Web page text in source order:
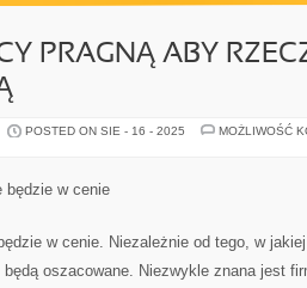
PRAGNĄ ABY
POSTED ON SIE - 16 - 2025
MOŻLIWOŚĆ
będzie w cenie
w cenie. Niezależnie od tego, w
będą oszacowane. Niezwykle znana jest